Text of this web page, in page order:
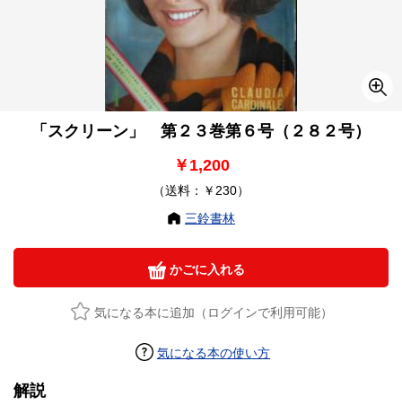
「スクリーン」 第２３巻第６号（２８２号）
￥1,200
（送料：￥230）
三鈴書林
かごに入れる
気になる本に追加（ログインで利用可能）
気になる本の使い方
解説